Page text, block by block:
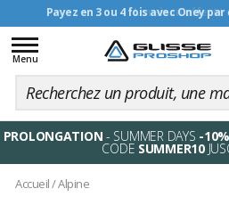
Payez en 3 ou 4 fois avec Oney
Livraison offerte
Toggle
navigation
Menu
PROLONGATION - SUMMER DAYS -
CODE SUMMER10
Accueil/Alpine